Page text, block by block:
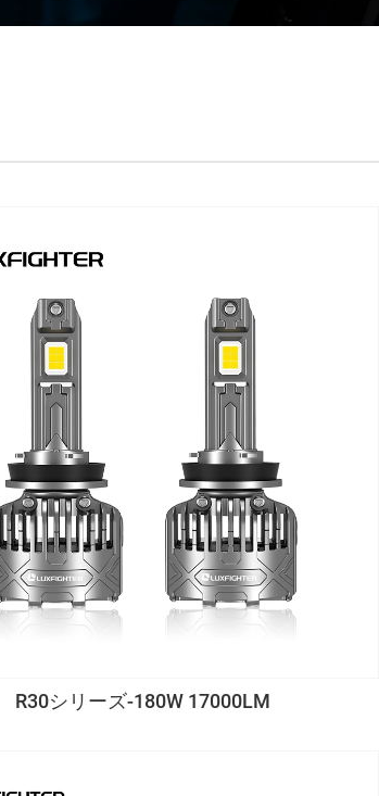
R30シリーズ-180W 17000LM